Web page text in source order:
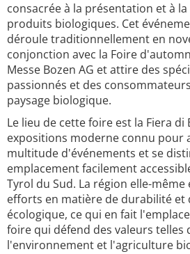
consacrée à la présentation et à
produits biologiques. Cet
déroule traditionnellement en
conjonction avec la Foire
Messe Bozen AG et attire des
passionnés et des
paysage biologique.
Le lieu de cette foire est la Fiera di
expositions moderne connu pour
multitude d'événements et se
emplacement facilement
Tyrol du Sud. La région elle-
efforts en matière de durabilité
écologique, ce qui en fait
foire qui défend des valeurs telles
l'environnement et l'agriculture